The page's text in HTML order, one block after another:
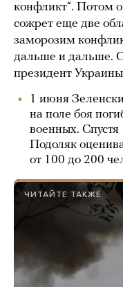
конфликт“. Потом
сожрет еще две
заморозим
дальше и дальше.
президент
1 июня
на поле боя
военных.
Подоляк
от 100 до 200
ЧИТАЙТЕ ТАКЖЕ